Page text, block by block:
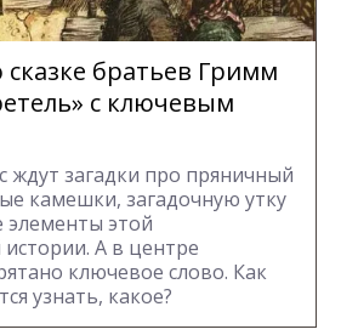
сказке братьев Гримм
с ключевым
ждут загадки про пряничный
камешки, загадочную утку
элементы этой
А в центре
ключевое слово. Как
узнать, какое?